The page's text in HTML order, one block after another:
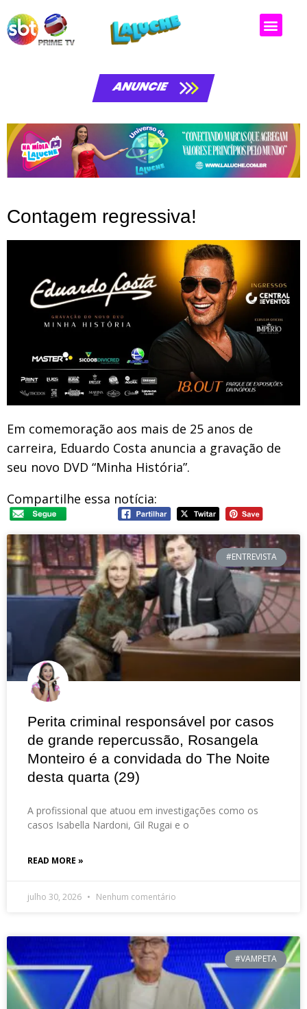
ANUNCIE
Contagem regressiva!
Em comemoração aos mais de 25 anos de
carreira, Eduardo Costa anuncia a gravação de
seu novo DVD “Minha História”.
Compartilhe essa notícia:
#ENTREVISTA
Perita criminal responsável por casos
de grande repercussão, Rosangela
Monteiro é a convidada do The Noite
desta quarta (29)
A profissional que atuou em investigações como os
casos Isabella Nardoni, Gil Rugai e o
READ MORE »
julho 30, 2026 Nenhum comentário
#VAMPETA